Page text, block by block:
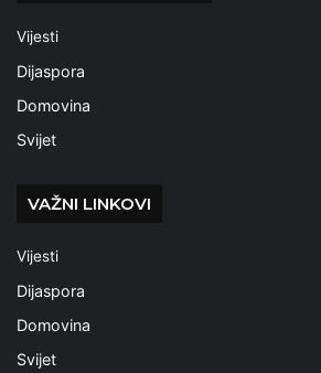
Vijesti
Dijaspora
Domovina
Svijet
VAŽNI LINKOVI
Vijesti
Dijaspora
Domovina
Svijet